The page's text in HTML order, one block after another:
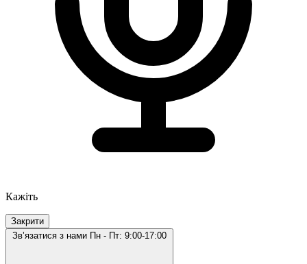
Кажіть
Закрити
Звʼязатися з нами Пн - Пт: 9:00-17:00